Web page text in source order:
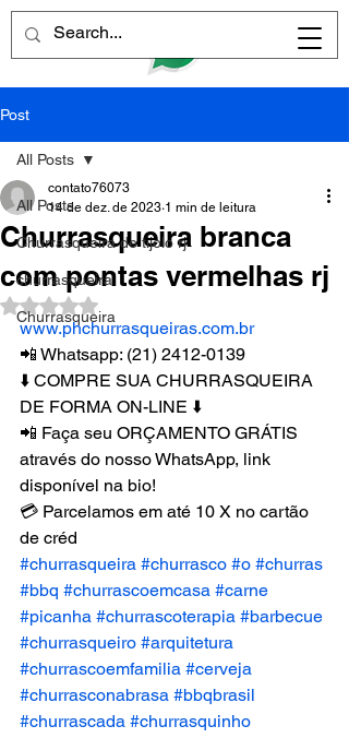
Post
All Posts
Churrasqueira de tijolo rj
churrasqueira
Churrasqueira
All Posts
Churrasqueira branca
com pontas vermelhas rj
contato76073
14 de dez. de 2023 1 min de leitura
Avaliado com NaN de 5 estrelas.
www.phchurrasqueiras.com.br
📲 Whatsapp: (21) 2412-0139
⬇️ COMPRE SUA CHURRASQUEIRA
DE FORMA ON-LINE ⬇️
📲 Faça seu ORÇAMENTO GRÁTIS
através do nosso WhatsApp, link
disponível na bio!
💳 Parcelamos em até 10 X no cartão
de créd
#churrasqueira #churrasco #o #churras
#bbq #churrascoemcasa #carne
#picanha #churrascoterapia #barbecue
#churrasqueiro #arquitetura
#churrascoemfamilia #cerveja
#churrasconabrasa #bbqbrasil
#churrascada #churrasquinho